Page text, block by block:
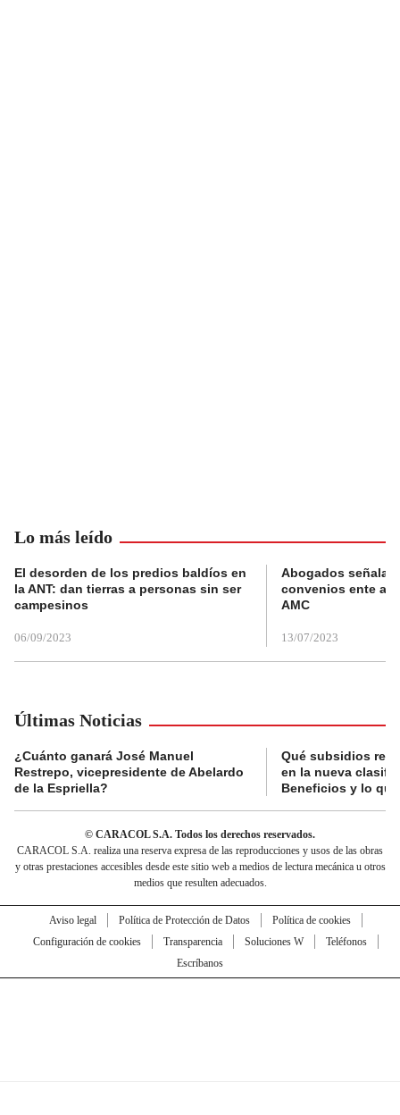
Lo más leído
El desorden de los predios baldíos en
la ANT: dan tierras a personas sin ser
campesinos
06/09/2023
Abogados
convenios ente
AMC
13/07/2023
Últimas Noticias
¿Cuánto ganará José Manuel
Restrepo, vicepresidente de Abelardo
de la Espriella?
Qué subsidios
en la nueva
Beneficios y lo
© CARACOL S.A. Todos los derechos reservados.
CARACOL S.A. realiza una reserva expresa de las reproducciones y usos de las obras
y otras prestaciones accesibles desde este sitio web a medios de lectura mecánica u otros
medios que resulten adecuados.
Aviso legal Política de Protección de Datos
Política de cookies
Configuración de cookies
Transparencia Soluciones W
Teléfonos
Escríbanos